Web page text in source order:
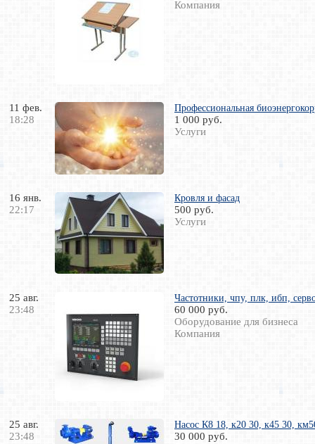
Компания
11 фев.
18:28
Профессиональная
1 000 руб.
Услуги
16 янв.
22:17
Кровля и фасад
500 руб.
Услуги
25 авг.
23:48
Частотники, чпу, плк, ибп,
60 000 руб.
Оборудование для бизнеса
Компания
25 авг.
23:48
Насос К8 18, к20 30, к45 30,
30 000 руб.